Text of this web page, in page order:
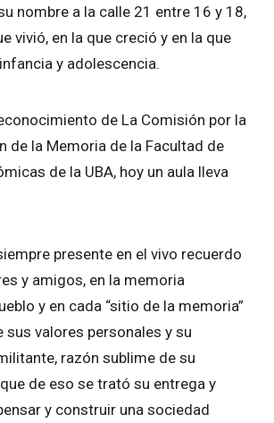
nombre a la calle 21 entre 16 y 18,
vivió, en la que creció y en la que
y adolescencia.
de La Comisión por la
de la Memoria de la Facultad de
de la UBA, hoy un aula lleva
presente en el vivo recuerdo
y amigos, en la memoria
y en cada “sitio de la memoria”
sus valores personales y su
razón sublime de su
de eso se trató su entrega y
y construir una sociedad